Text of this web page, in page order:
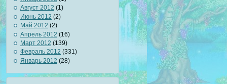
Август 2012 (1)
Июнь 2012 (2)
Май 2012 (2)
Апрель 2012 (16)
Март 2012 (139)
Февраль 2012 (331)
Январь 2012 (28)